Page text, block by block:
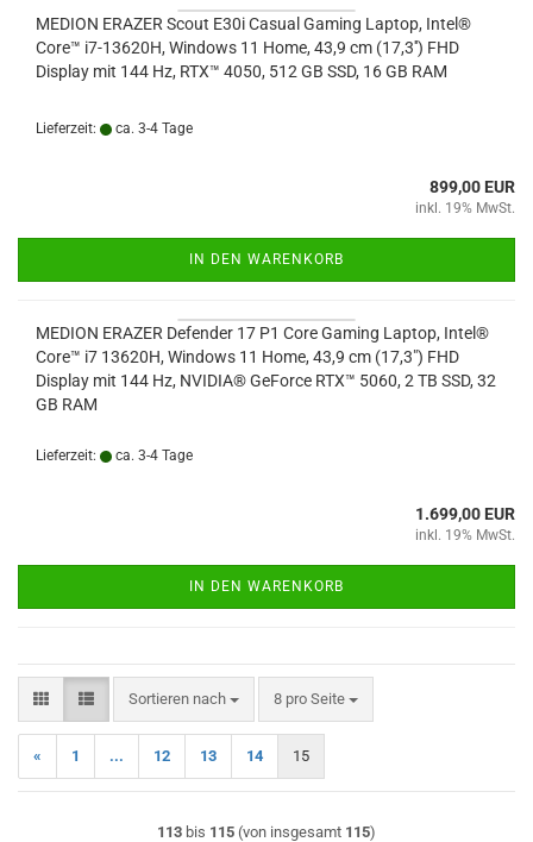
MEDION ERAZER Scout E30i Casual Gaming Laptop, Intel®
Core™ i7-13620H, Windows 11 Home, 43,9 cm (17,3'') FHD
Display mit 144 Hz, RTX™ 4050, 512 GB SSD, 16 GB RAM
Lieferzeit: ca. 3-4 Tage
899,00 EUR
inkl. 19% MwSt.
IN DEN WARENKORB
MEDION ERAZER Defender 17 P1 Core Gaming Laptop, Intel®
Core™ i7 13620H, Windows 11 Home, 43,9 cm (17,3") FHD
Display mit 144 Hz, NVIDIA® GeForce RTX™ 5060, 2 TB SSD, 32
GB RAM
Lieferzeit: ca. 3-4 Tage
1.699,00 EUR
inkl. 19% MwSt.
IN DEN WARENKORB
Sortieren nach
Sortieren nach 8 pro Seite
pro Seite
« 1 ... 12 13 14 15
113 bis 115 (von insgesamt 115)